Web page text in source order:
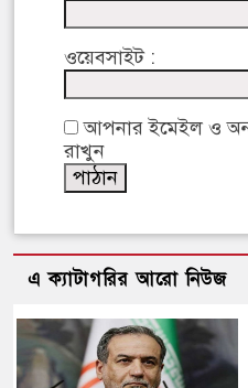
ওয়েবসাইট :
আপনার ইমেইল ও
রাখুন
এ ক্যাটাগরির আরো নিউজ